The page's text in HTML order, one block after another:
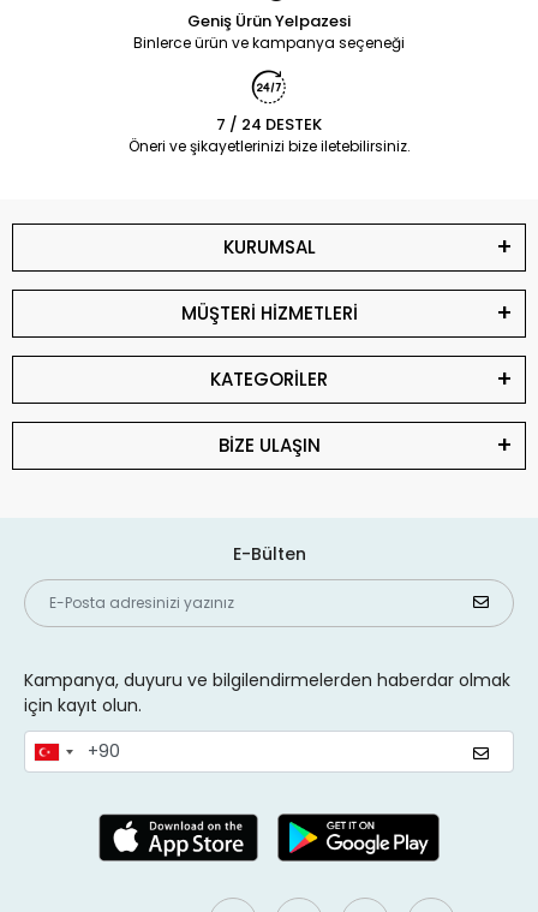
Geniş Ürün Yelpazesi
Binlerce ürün ve kampanya seçeneği
7 / 24 DESTEK
Öneri ve şikayetlerinizi bize iletebilirsiniz.
KURUMSAL
MÜŞTERİ HİZMETLERİ
KATEGORİLER
BİZE ULAŞIN
E-Bülten
Kampanya, duyuru ve bilgilendirmelerden haberdar olmak
için kayıt olun.